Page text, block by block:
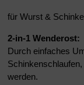
für Wurst &
2-in-1 Wenderost:
Durch einfaches
werden.